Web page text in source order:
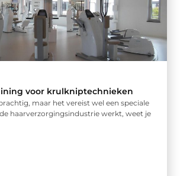
voor krulkniptechnieken
maar het vereist wel een speciale
haarverzorgingsindustrie werkt, weet je